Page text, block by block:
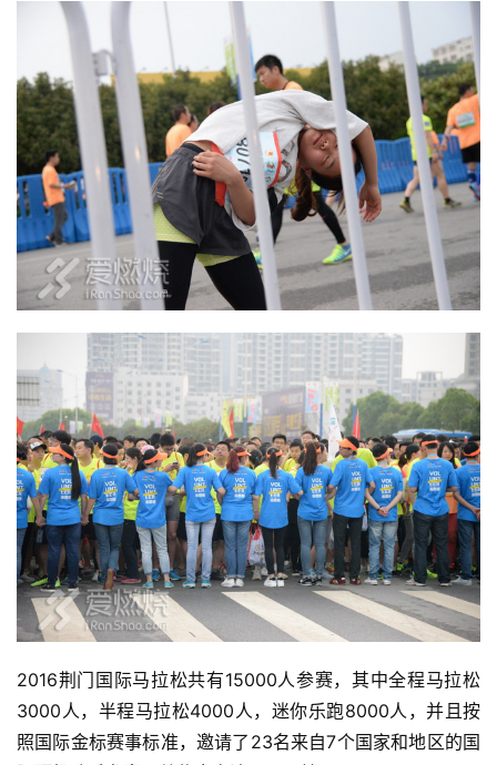
2016荆门国际马拉松共有15000人参赛，其中全程马拉松
3000人，半程马拉松4000人，迷你乐跑8000人，并且按
照国际金标赛事标准，邀请了23名来自7个国家和地区的国